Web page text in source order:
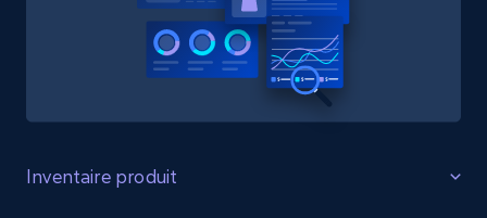
Inventaire produit